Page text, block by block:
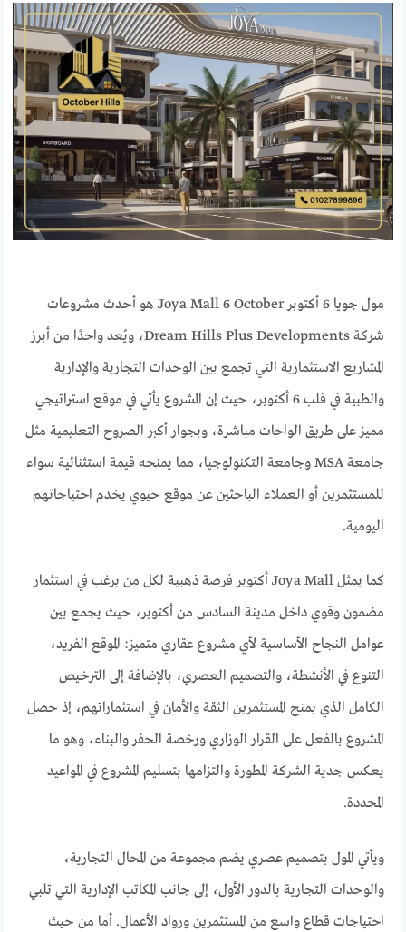
مول جويا 6 أكتوبر Joya Mall 6 October هو أحدث مشروعات
شركة Dream Hills Plus Developments، ويُعد واحدًا من أبرز
المشاريع الاستثمارية التي تجمع بين الوحدات التجارية والإدارية
والطبية في قلب 6 أكتوبر، حيث إن المشروع يأتي في موقع استراتيجي
مميز على طريق الواحات مباشرة، وبجوار أكبر الصروح التعليمية مثل
جامعة MSA وجامعة التكنولوجيا، مما يمنحه قيمة استثنائية سواء
للمستثمرين أو العملاء الباحثين عن موقع حيوي يخدم احتياجاتهم
اليومية.
كما يمثل Joya Mall أكتوبر فرصة ذهبية لكل من يرغب في استثمار
مضمون وقوي داخل مدينة السادس من أكتوبر، حيث يجمع بين
عوامل النجاح الأساسية لأي مشروع عقاري متميز: الموقع الفريد،
التنوع في الأنشطة، والتصميم العصري، بالإضافة إلى الترخيص
الكامل الذي يمنح المستثمرين الثقة والأمان في استثماراتهم، إذ حصل
المشروع بالفعل على القرار الوزاري ورخصة الحفر والبناء، وهو ما
يعكس جدية الشركة المطورة والتزامها بتسليم المشروع في المواعيد
المحددة.
ويأتي المول بتصميم عصري يضم مجموعة من المحال التجارية،
والوحدات التجارية بالدور الأول، إلى جانب المكاتب الإدارية التي تلبي
احتياجات قطاع واسع من المستثمرين ورواد الأعمال. أما من حيث